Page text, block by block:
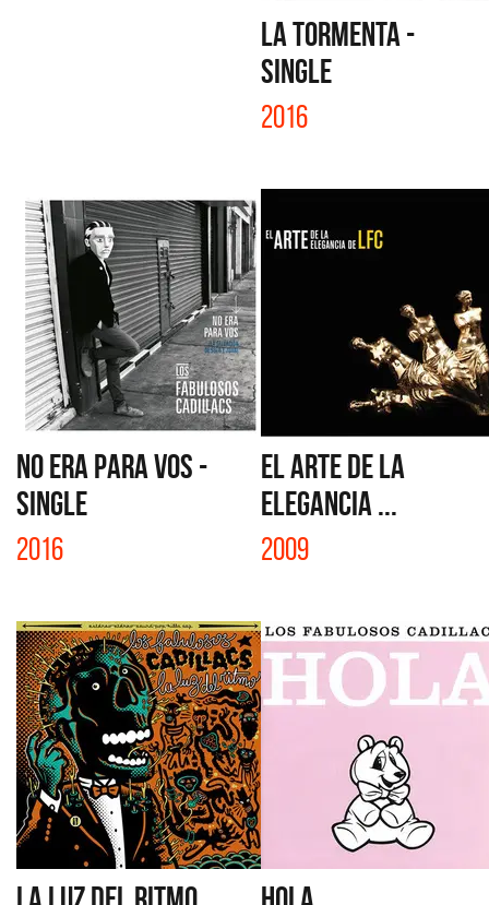
LA TORMENTA -
SINGLE
2016
NO ERA PARA VOS -
SINGLE
2016
EL ARTE DE LA
ELEGANCIA ...
2009